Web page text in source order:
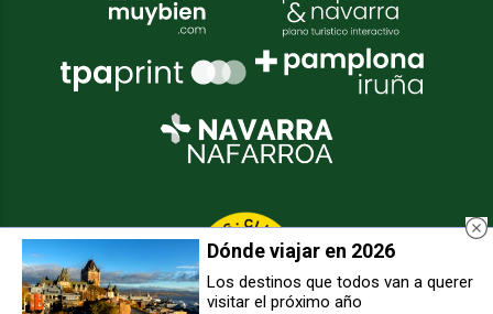
Dónde viajar en 2026
Los destinos que todos van a querer
visitar el próximo año